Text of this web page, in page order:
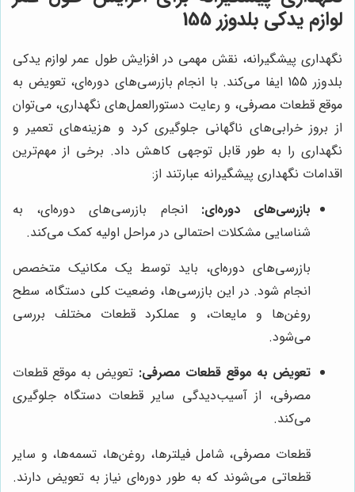
لوازم یدکی بلدوزر 155
نگهداری پیشگیرانه، نقش مهمی در افزایش طول عمر لوازم یدکی
بلدوزر 155 ایفا می‌کند. با انجام بازرسی‌های دوره‌ای، تعویض به
موقع قطعات مصرفی، و رعایت دستورالعمل‌های نگهداری، می‌توان
از بروز خرابی‌های ناگهانی جلوگیری کرد و هزینه‌های تعمیر و
نگهداری را به طور قابل توجهی کاهش داد. برخی از مهم‌ترین
اقدامات نگهداری پیشگیرانه عبارتند از:
بازرسی‌های دوره‌ای: انجام بازرسی‌های دوره‌ای، به
شناسایی مشکلات احتمالی در مراحل اولیه کمک می‌کند.
بازرسی‌های دوره‌ای، باید توسط یک مکانیک متخصص
انجام شود. در این بازرسی‌ها، وضعیت کلی دستگاه، سطح
روغن‌ها و مایعات، و عملکرد قطعات مختلف بررسی
می‌شود.
تعویض به موقع قطعات مصرفی: تعویض به موقع قطعات
مصرفی، از آسیب‌دیدگی سایر قطعات دستگاه جلوگیری
می‌کند.
قطعات مصرفی، شامل فیلترها، روغن‌ها، تسمه‌ها، و سایر
قطعاتی می‌شوند که به طور دوره‌ای نیاز به تعویض دارند.